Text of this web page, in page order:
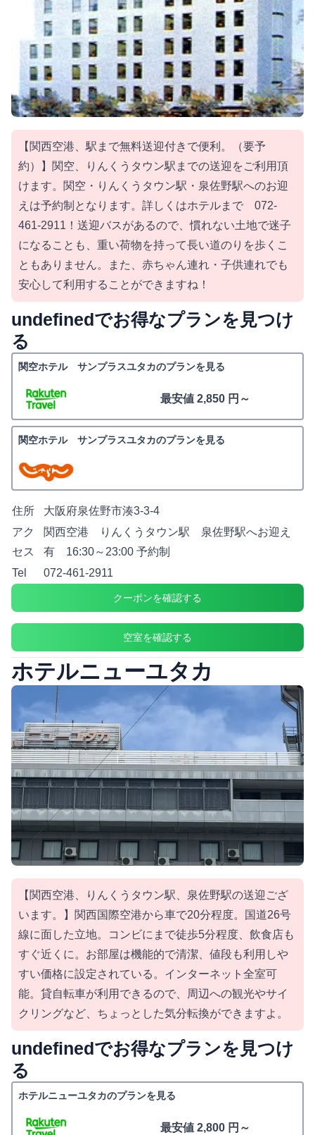
【関西空港、駅まで無料送迎付きで便利。（要予
約）】関空、りんくうタウン駅までの送迎をご利用頂
けます。関空・りんくうタウン駅・泉佐野駅へのお迎
えは予約制となります。詳しくはホテルまで 072-
461-2911！送迎バスがあるので、慣れない土地で迷子
になることも、重い荷物を持って長い道のりを歩くこ
ともありません。また、赤ちゃん連れ・子供連れでも
安心して利用することができますね！
undefinedでお得なプランを見つけ
る
関空ホテル サンプラスユタカのプランを見る
最安値 2,850 円～
関空ホテル サンプラスユタカのプランを見る
住所
大阪府泉佐野市湊3-3-4
アク
セス
関西空港 りんくうタウン駅 泉佐野駅へお迎え
有 16:30～23:00 予約制
Tel
072-461-2911
クーポンを確認する
空室を確認する
ホテルニューユタカ
【関西空港、りんくうタウン駅、泉佐野駅の送迎ござ
います。】関西国際空港から車で20分程度。国道26号
線に面した立地。コンビにまで徒歩5分程度、飲食店も
すぐ近くに。お部屋は機能的で清潔、値段も利用しや
すい価格に設定されている。インターネット全室可
能。貸自転車が利用できるので、周辺への観光やサイ
クリングなど、ちょっとした気分転換ができますよ。
undefinedでお得なプランを見つけ
る
ホテルニューユタカのプランを見る
最安値 2,800 円～